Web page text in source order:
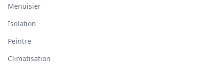
Menuisier
Isolation
Peintre
Climatisation